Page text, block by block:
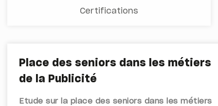
Certifications
Place des seniors dans les métiers
de la Publicité
Etude sur la place des seniors dans les métiers